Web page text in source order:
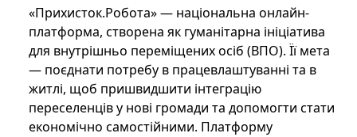
«Прихисток.Робота» — національна онлайн-
платформа, створена як гуманітарна ініціатива
для внутрішньо переміщених осіб (ВПО). Її мета
— поєднати потребу в працевлаштуванні та в
житлі, щоб пришвидшити інтеграцію
переселенців у нові громади та допомогти стати
економічно самостійними. Платформу